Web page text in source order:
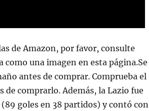
de Amazon, por favor, consulte
una imagen en esta página.Se
antes de comprar. Comprueba el
comprarlo. Además, la Lazio fue
goles en 38 partidos) y contó con